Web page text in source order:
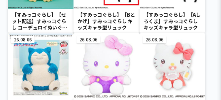
【すみっコぐらし】【セ
ット配送】すみっコぐら
し コーデュロイぬいぐる
みXL プレミアム ぺんぎ
ん？
【すみっコぐらし】【Bと
かげ】すみっコぐらし キ
ッズキャラ型リュック
【すみっコぐらし】【Aし
ろくま】すみっコぐらし
キッズキャラ型リュック
26.08.06 26.08.06 26.08.06